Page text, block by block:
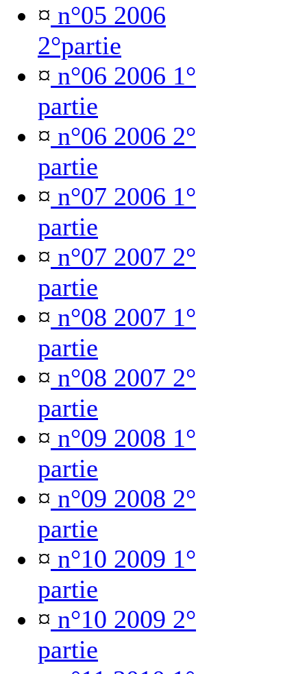
¤ n°05 2006
2°partie
¤ n°06 2006 1°
partie
¤ n°06 2006 2°
partie
¤ n°07 2006 1°
partie
¤ n°07 2007 2°
partie
¤ n°08 2007 1°
partie
¤ n°08 2007 2°
partie
¤ n°09 2008 1°
partie
¤ n°09 2008 2°
partie
¤ n°10 2009 1°
partie
¤ n°10 2009 2°
partie